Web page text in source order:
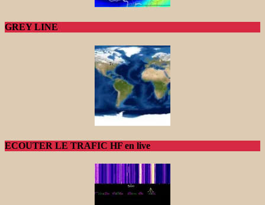
GREY LINE
ECOUTER LE TRAFIC HF en live